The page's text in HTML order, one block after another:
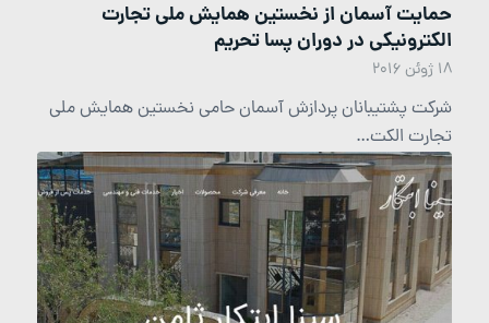
حمایت آسمان از نخستین همایش ملی تجارت
الکترونیکی در دوران پسا تحریم
18 ژوئن 2016
شرکت پشتیبانان پردازش آسمان حامی نخستین همایش ملی
تجارت الکت…